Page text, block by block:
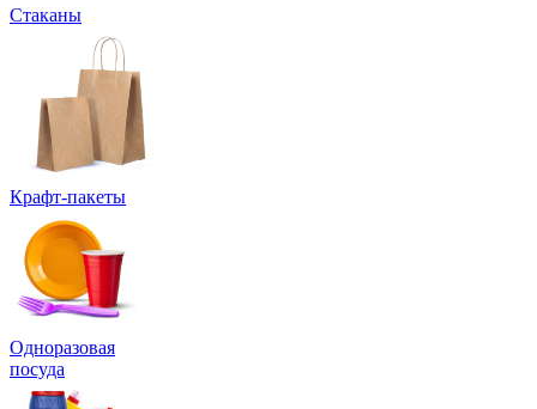
Стаканы
Крафт-пакеты
Одноразовая
посуда